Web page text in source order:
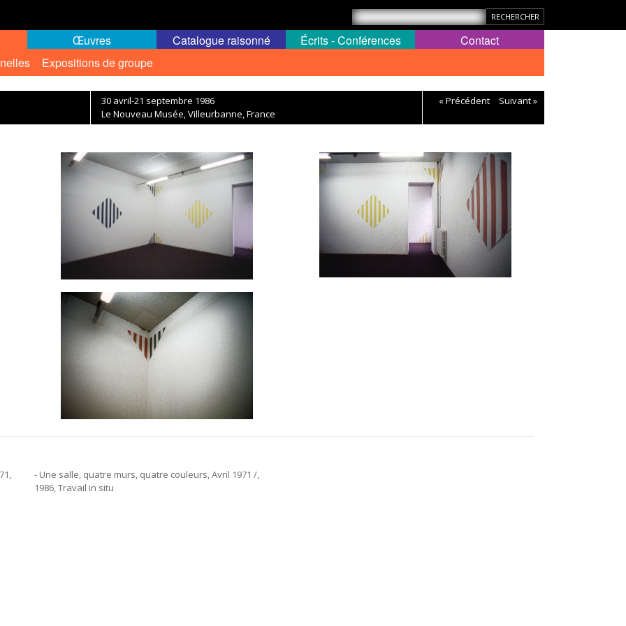
Expositions de groupe
Œuvres Catalogue raisonné Écrits - Conférences Contact
30 avril-21 septembre 1986
Le Nouveau Musée, Villeurbanne, France
« Précédent Suivant »
- Une salle, quatre murs, quatre couleurs, Avril 1971 /,
1986, Travail in situ